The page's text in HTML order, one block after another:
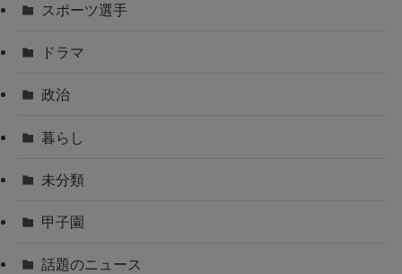
スポーツ選手
ドラマ
政治
暮らし
未分類
甲子園
話題のニュース